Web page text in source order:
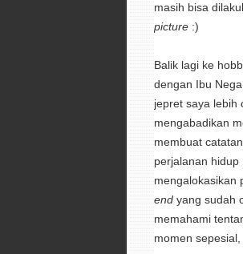
masih bisa
picture :)
Balik lagi ke
dengan Ibu
jepret saya lebih
mengabadikan
membuat
perjalanan
mengalokasikan
end yang sudah
memahami
momen